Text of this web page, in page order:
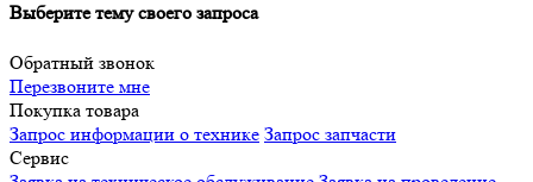
Выберите тему своего запроса
Обратный звонок
Перезвоните мне
Покупка товара
Запрос информации о технике Запрос запчасти
Сервис